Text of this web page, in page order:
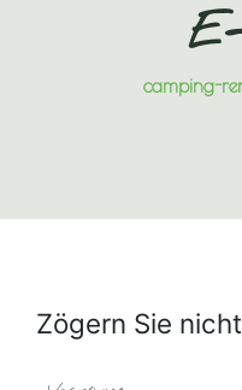
camping-
Zögern Sie